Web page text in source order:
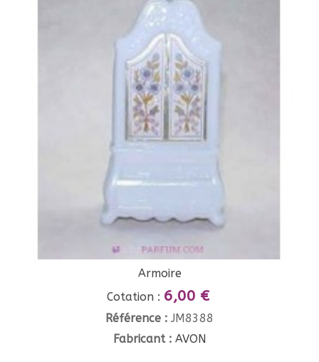
Armoire
Cotation : 6,00 €
Référence : JM8388
Fabricant : AVON